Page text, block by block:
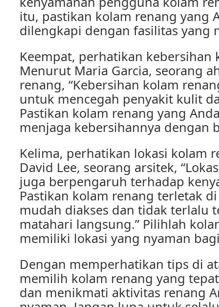
itu, pastikan kolam renang yang
dilengkapi dengan fasilitas yang
Keempat, perhatikan kebersihan
Menurut Maria Garcia, seorang
renang, “Kebersihan kolam
untuk mencegah penyakit kulit
Pastikan kolam renang yang
menjaga kebersihannya dengan
Kelima, perhatikan lokasi kolam
David Lee, seorang arsitek,
juga berpengaruh terhadap
Pastikan kolam renang terletak
mudah diakses dan tidak terlalu
matahari langsung.” Pilihlah
memiliki lokasi yang nyaman
Dengan memperhatikan tips di
memilih kolam renang yang
dan menikmati aktivitas renang